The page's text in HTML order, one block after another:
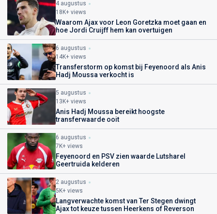
4 augustus
18K+ views
Waarom Ajax voor Leon Goretzka moet gaan en
hoe Jordi Cruijff hem kan overtuigen
6 augustus
14K+ views
Transferstorm op komst bij Feyenoord als Anis
Hadj Moussa verkocht is
5 augustus
13K+ views
Anis Hadj Moussa bereikt hoogste
transferwaarde ooit
6 augustus
7K+ views
Feyenoord en PSV zien waarde Lutsharel
Geertruida kelderen
2 augustus
5K+ views
Langverwachte komst van Ter Stegen dwingt
Ajax tot keuze tussen Heerkens of Reverson